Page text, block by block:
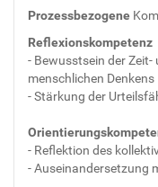
Prozessbezogene
Reflexionskompetenz
- Bewusstsein der
menschlichen Denkens
- Stärkung der
- Reflektion des
- Auseinandersetzung